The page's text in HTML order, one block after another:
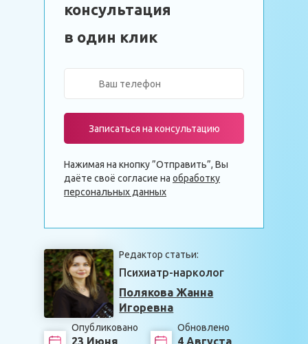
консультация
в один клик
Записаться на консультацию
Нажимая на кнопку ”Отправить”, Вы
даёте своё согласие на обработку
персональных данных
Редактор статьи:
Психиатр-нарколог
Полякова Жанна
Игоревна
Опубликовано
23 Июня
Обновлено
4 Августа